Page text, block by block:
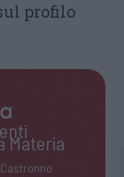
profilo